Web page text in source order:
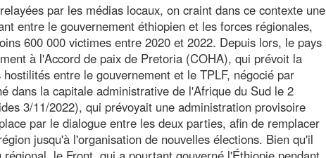
par les médias locaux, on craint dans ce contexte une
entre le gouvernement éthiopien et les forces régionales,
600 000 victimes entre 2020 et 2022. Depuis lors, le pays
à l'Accord de paix de Pretoria (COHA), qui prévoit la
entre le gouvernement et le TPLF, négocié par
dans la capitale administrative de l'Afrique du Sud le 2
3/11/2022), qui prévoyait une administration provisoire
par le dialogue entre les deux parties, afin de remplacer
jusqu'à l'organisation de nouvelles élections. Bien qu'il